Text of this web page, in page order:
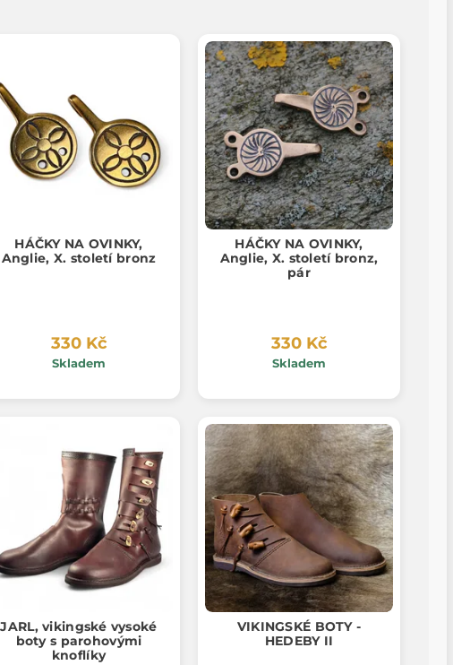
HÁČKY NA OVINKY,
Anglie, X. století bronz
330 Kč
Skladem
HÁČKY NA OVINKY,
Anglie, X. století bronz,
pár
330 Kč
Skladem
JARL, vikingské vysoké
boty s parohovými
knoflíky
VIKINGSKÉ BOTY -
HEDEBY II